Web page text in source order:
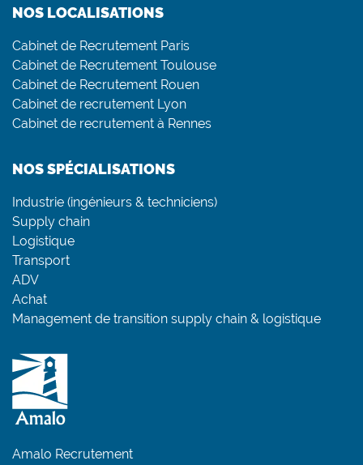
NOS LOCALISATIONS
Cabinet de Recrutement Paris
Cabinet de Recrutement Toulouse
Cabinet de Recrutement Rouen
Cabinet de recrutement Lyon
Cabinet de recrutement à Rennes
NOS SPÉCIALISATIONS
Industrie (ingénieurs & techniciens)
Supply chain
Logistique
Transport
ADV
Achat
Management de transition supply chain & logistique
Amalo Recrutement